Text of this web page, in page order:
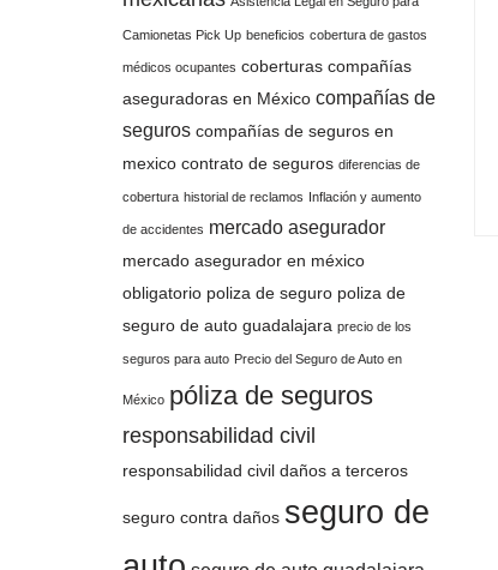
Camionetas Pick Up beneficios cobertura de gastos
médicos ocupantes coberturas compañías
aseguradoras en México compañías de
seguros compañías de seguros en
mexico contrato de seguros diferencias de
cobertura historial de reclamos Inflación y aumento
de accidentes mercado asegurador
mercado asegurador en méxico
obligatorio poliza de seguro poliza de
seguro de auto guadalajara precio de los
seguros para auto Precio del Seguro de Auto en
México póliza de seguros
responsabilidad civil
responsabilidad civil daños a terceros
seguro contra daños seguro de